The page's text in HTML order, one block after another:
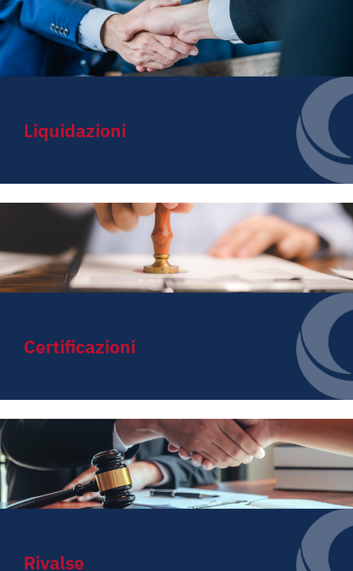
Liquidazioni
Certificazioni
Rivalse